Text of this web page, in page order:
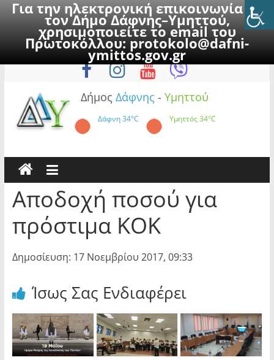
Για την ηλεκτρονική επικοινωνία με
τον Δήμο Δάφνης–Υμηττού,
χρησιμοποιείτε το email του
Πρωτοκόλλου:protokolo@dafni-
ymittos.gov.gr
to
Παρασκευή, 7 Αυγούστου 2026
Δήμος Δάφνης - Υμηττού
Δάφνη34°C Υμηττός34°C
Αποδοχή ποσού για
πρόστιμα ΚΟΚ
Δημοσίευση: 17 Νοεμβρίου 2017, 09:33
Ίσως Σας Ενδιαφέρει